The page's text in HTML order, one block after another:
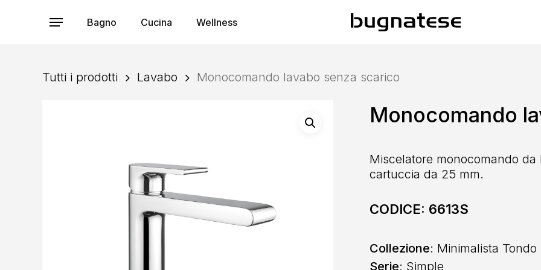
Menu Bagno Cucina Wellness
Tutti i prodotti Lavabo Monocomando lavabo senza scarico
Monocomando
Miscelatore monocomando
cartuccia da 25 mm.
CODICE: 6613S
Collezione: Minimalista Tondo
Serie: Simple